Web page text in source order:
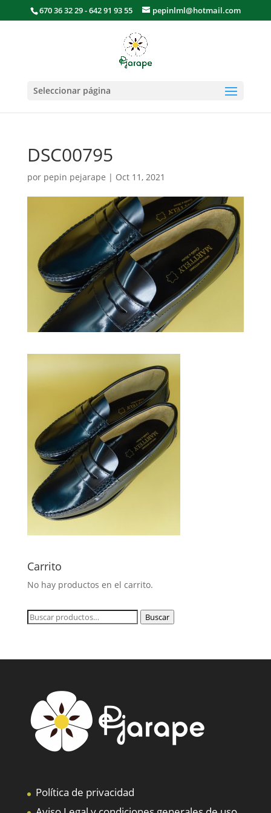
670 36 32 29 - 642 91 93 55 pepinlml@hotmail.com
Seleccionar página
DSC00795
por pepin pejarape | Oct 11, 2021
Carrito
No hay productos en el carrito.
Buscar
Buscar
Política de privacidad